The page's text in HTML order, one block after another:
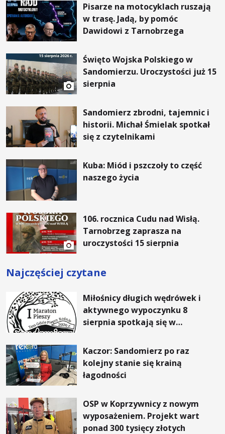
Pisarze na motocyklach ruszają
w trasę. Jadą, by pomóc
Dawidowi z Tarnobrzega
Święto Wojska Polskiego w
Sandomierzu. Uroczystości już 15
sierpnia
Sandomierz zbrodni, tajemnic i
historii. Michał Śmielak spotkał
się z czytelnikami
Kuba: Miód i pszczoły to część
naszego życia
106. rocznica Cudu nad Wisłą.
Tarnobrzeg zaprasza na
uroczystości 15 sierpnia
Najczęściej czytane
Miłośnicy długich wędrówek i
aktywnego wypoczynku 8
sierpnia spotkają się w
Pieszym „Tam Gdzie Pieprz
Rośnie”
Kaczor: Sandomierz po raz
kolejny stanie się krainą
łagodności
OSP w Koprzywnicy z nowym
wyposażeniem. Projekt wart
ponad 300 tysięcy złotych